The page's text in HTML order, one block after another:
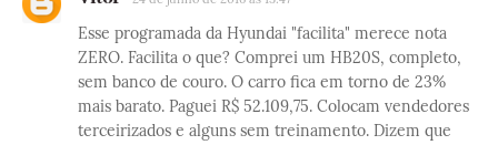
Esse programada da Hyundai "facilita" merece nota
ZERO. Facilita o que? Comprei um HB20S, completo,
sem banco de couro. O carro fica em torno de 23%
mais barato. Paguei R$ 52.109,75. Colocam vendedores
terceirizados e alguns sem treinamento. Dizem que